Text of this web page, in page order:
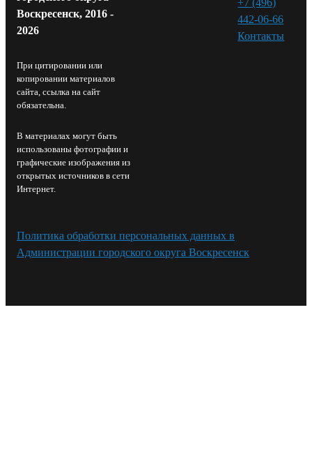
Воскресенск, 2016 -
2026
При цитировании или
копировании материалов
сайта, ссылка на сайт
обязательна.
В материалах могут быть
использованы фотографии и
графические изображения из
открытых источников в сети
Интернет.
442-06-66
Контакты⁠
Политика обработки персональных данных в
Администрации городского округа Воскресенск